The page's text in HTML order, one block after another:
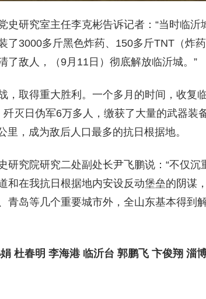
史研究室主任李克彬告诉记者：“当时临
了3000多斤黑色炸药、150多斤TNT（炸
了敌人，（9月11日）彻底解放临沂城。”
，取得重大胜利。一个多月的时间，收复
歼灭日伪军6万多人，缴获了大量的武器装
里，成为敌后人口最多的抗日根据地。
研究院研究二处副处长尹飞鹏说：“不仅
和在我抗日根据地内安设反动堡垒的阴谋
青岛等几个重要城市外，全山东基本得到
杜春明 李海港 临沂台 郭鹏飞 卞俊翔 淄